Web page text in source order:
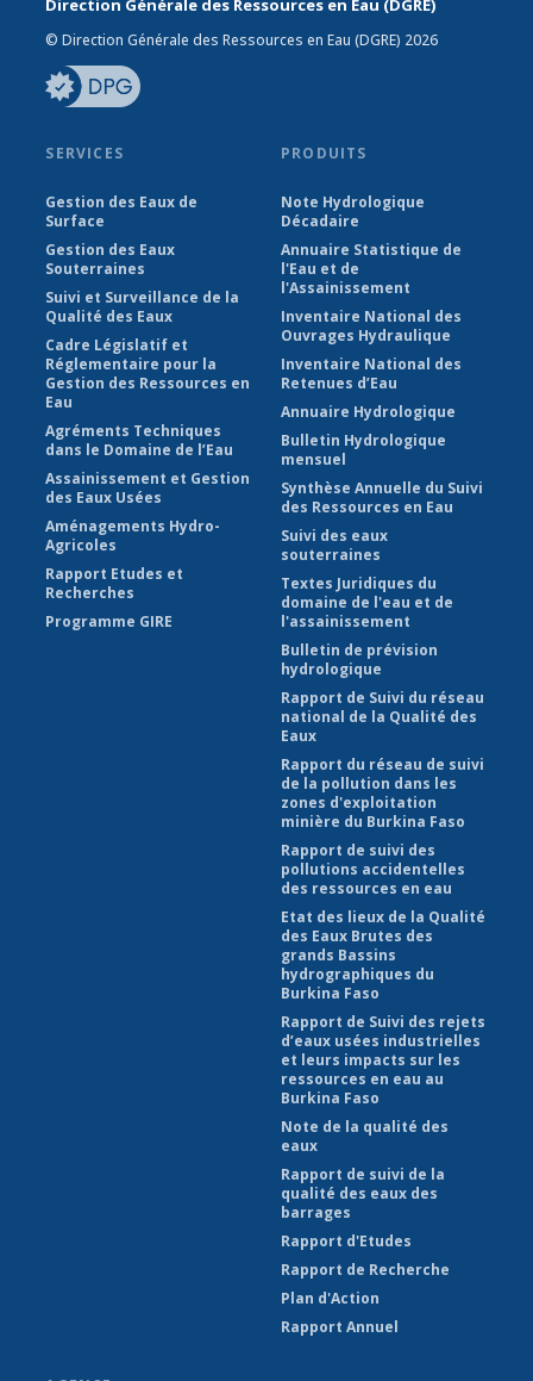
Direction Générale des Ressources en Eau (DGRE)
© Direction Générale des Ressources en Eau (DGRE) 2026
SERVICES
Gestion des Eaux de
Surface
Gestion des Eaux
Souterraines
Suivi et Surveillance de la
Qualité des Eaux
Cadre Législatif et
Réglementaire pour la
Gestion des Ressources en
Eau
Agréments Techniques
dans le Domaine de l’Eau
Assainissement et Gestion
des Eaux Usées
Aménagements Hydro-
Agricoles
Rapport Etudes et
Recherches
Programme GIRE
PRODUITS
Note Hydrologique
Décadaire
Annuaire Statistique de
l'Eau et de
l'Assainissement
Inventaire National des
Ouvrages Hydraulique
Inventaire National des
Retenues d’Eau
Annuaire Hydrologique
Bulletin Hydrologique
mensuel
Synthèse Annuelle du Suivi
des Ressources en Eau
Suivi des eaux
souterraines
Textes Juridiques du
domaine de l'eau et de
l'assainissement
Bulletin de prévision
hydrologique
Rapport de Suivi du réseau
national de la Qualité des
Eaux
Rapport du réseau de suivi
de la pollution dans les
zones d'exploitation
minière du Burkina Faso
Rapport de suivi des
pollutions accidentelles
des ressources en eau
Etat des lieux de la Qualité
des Eaux Brutes des
grands Bassins
hydrographiques du
Burkina Faso
Rapport de Suivi des rejets
d’eaux usées industrielles
et leurs impacts sur les
ressources en eau au
Burkina Faso
Note de la qualité des
eaux
Rapport de suivi de la
qualité des eaux des
barrages
Rapport d'Etudes
Rapport de Recherche
Plan d'Action
Rapport Annuel